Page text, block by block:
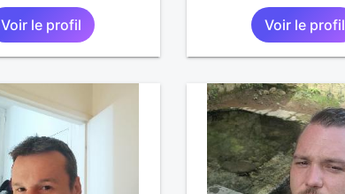
Voir le profil Voir le profil